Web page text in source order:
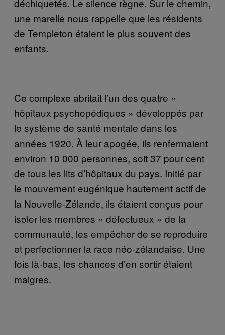
déchiquetés. Le silence règne. Sur le chemin,
une marelle nous rappelle que les résidents
de Templeton étaient le plus souvent des
enfants.
Ce complexe abritait l’un des quatre «
hôpitaux psychopédiques » développés par
le système de santé mentale dans les
années 1920. À leur apogée, ils renfermaient
environ 10 000 personnes, soit 37 pour cent
de tous les lits d’hôpitaux du pays. Initié par
le mouvement eugénique hautement actif de
la Nouvelle-Zélande, ils étaient conçus pour
isoler les membres « défectueux » de la
communauté, les empêcher de se reproduire
et perfectionner la race néo-zélandaise. Une
fois là-bas, les chances d’en sortir étaient
maigres.